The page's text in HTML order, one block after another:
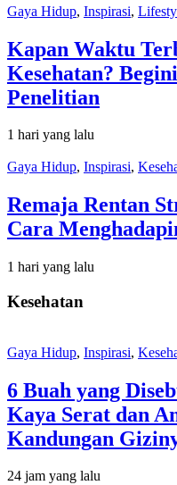
Gaya Hidup, Inspirasi,
Kapan Waktu
Kesehatan?
Penelitian
1 hari yang lalu
Gaya Hidup, Inspirasi,
Remaja Rentan
Cara
1 hari yang lalu
Kesehatan
Gaya Hidup, Inspirasi,
6 Buah yang
Kaya Serat dan
Kandungan
24 jam yang lalu